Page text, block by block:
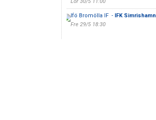
Ifö Bromölla IF - IFK Simrishamn
Fre 29/5 18:30